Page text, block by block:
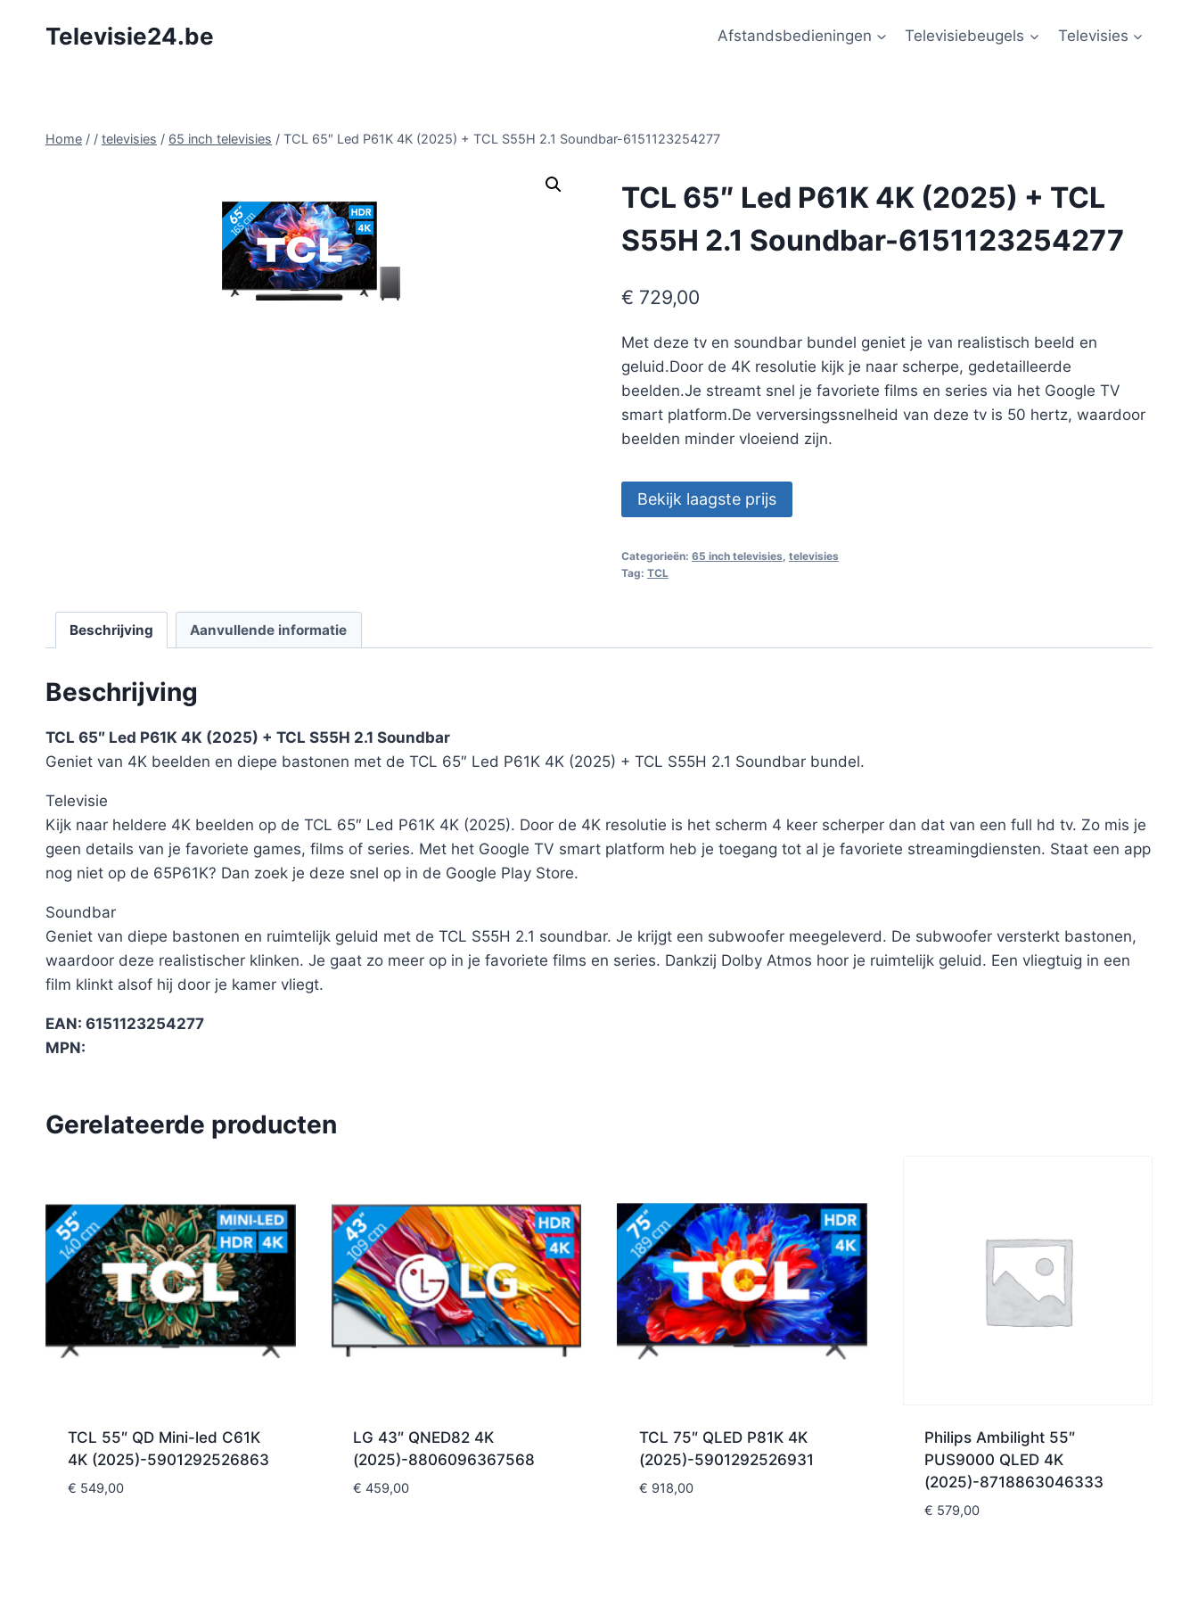
Televisie24.be Afstandsbedieningen Televisiebeugels Televisies
Home / / televisies / 65 inch televisies / TCL 65″ Led P61K 4K (2025) + TCL S55H 2.1 Soundbar-6151123254277
TCL 65″ Led P61K 4K (2025) + TCL
S55H 2.1 Soundbar-6151123254277
€ 729,00
Met deze tv en soundbar bundel geniet je van realistisch beeld en
geluid.Door de 4K resolutie kijk je naar scherpe, gedetailleerde
beelden.Je streamt snel je favoriete films en series via het Google TV
smart platform.De verversingssnelheid van deze tv is 50 hertz, waardoor
beelden minder vloeiend zijn.
Bekijk laagste prijs
Categorieën: 65 inch televisies televisies
Tag: TCL
Beschrijving Aanvullende informatie
Beschrijving
TCL 65″ Led P61K 4K (2025) + TCL S55H 2.1 Soundbar
Geniet van 4K beelden en diepe bastonen met de TCL 65″ Led P61K 4K (2025) + TCL S55H 2.1 Soundbar bundel.
Televisie
Kijk naar heldere 4K beelden op de TCL 65″ Led P61K 4K (2025). Door de 4K resolutie is het scherm 4 keer scherper dan dat van een full hd tv. Zo mis je
geen details van je favoriete games, films of series. Met het Google TV smart platform heb je toegang tot al je favoriete streamingdiensten. Staat een app
nog niet op de 65P61K? Dan zoek je deze snel op in de Google Play Store.
Soundbar
Geniet van diepe bastonen en ruimtelijk geluid met de TCL S55H 2.1 soundbar. Je krijgt een subwoofer meegeleverd. De subwoofer versterkt bastonen,
waardoor deze realistischer klinken. Je gaat zo meer op in je favoriete films en series. Dankzij Dolby Atmos hoor je ruimtelijk geluid. Een vliegtuig in een
film klinkt alsof hij door je kamer vliegt.
EAN: 6151123254277
MPN:
Gerelateerde producten
TCL 55″ QD Mini-led C61K
4K (2025)-5901292526863
€ 549,00
LG 43″ QNED82 4K
(2025)-8806096367568
€ 459,00
TCL 75″ QLED P81K 4K
(2025)-5901292526931
€ 918,00
Philips Ambilight 55″
PUS9000 QLED 4K
(2025)-8718863046333
€ 579,00